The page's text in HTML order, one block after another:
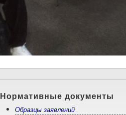
Нормативные документы
Образцы заявлений